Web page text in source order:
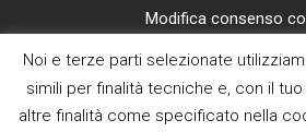
Modifica consenso
CI TROVI ANCHE
Noi e terze parti selezionate
simili per finalità tecniche e, con il
altre finalità come specificato nella